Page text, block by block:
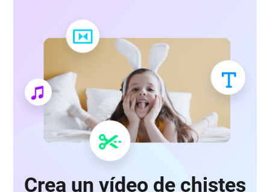
Crea un vídeo de chistes